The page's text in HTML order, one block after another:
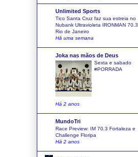
Unlimited Sports
Tico Santa Cruz faz sua estreia no
Nubank Ultravioleta IRONMAN 70.3
Rio de Janeiro
Há uma semana
Joka nas mãos de Deus
Sexta e sabado
#PORRADA
Há 2 anos
MundoTri
Race Preview: IM 70.3 Fortaleza e
Challenge Floripa
Há 2 anos